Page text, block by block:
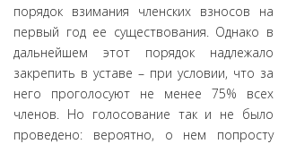
порядок взимания членских взносов на
первый год ее существования. Однако в
дальнейшем этот порядок надлежало
закрепить в уставе – при условии, что за
него проголосуют не менее 75% всех
членов. Но голосование так и не было
проведено: вероятно, о нем попросту